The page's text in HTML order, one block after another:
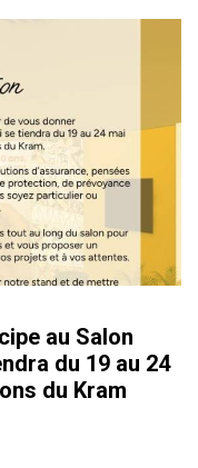
au Salon
du 19 au 24
du Kram